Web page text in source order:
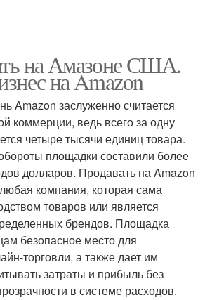
на Амазоне США.
на Amazon
Amazon заслуженно считается
коммерции, ведь всего за одну
четыре тысячи единиц товара.
площадки составили более
долларов. Продавать на Amazon
компания, которая сама
товаров или является
брендов. Площадка
безопасное место для
торговли, а также дает им
затраты и прибыль без
в системе расходов.